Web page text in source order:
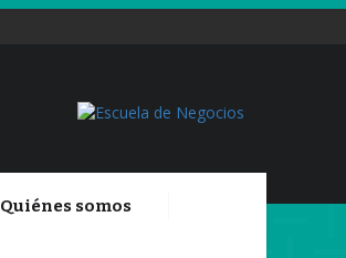
Quiénes somos